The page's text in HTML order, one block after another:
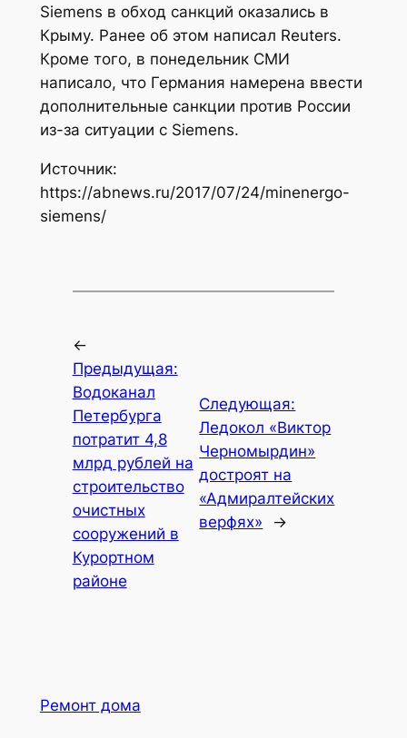
Siemens в обход санкций оказались в
Крыму. Ранее об этом написал Reuters.
Кроме того, в понедельник СМИ
написало, что Германия намерена ввести
дополнительные санкции против России
из-за ситуации с Siemens.
Источник:
https://abnews.ru/2017/07/24/minenergo-
siemens/
←
Предыдущая:
Водоканал
Петербурга
потратит 4,8
млрд рублей на
строительство
очистных
сооружений в
Курортном
районе
Следующая:
Ледокол «Виктор
Черномырдин»
достроят на
«Адмиралтейских
верфях»
→
Ремонт дома